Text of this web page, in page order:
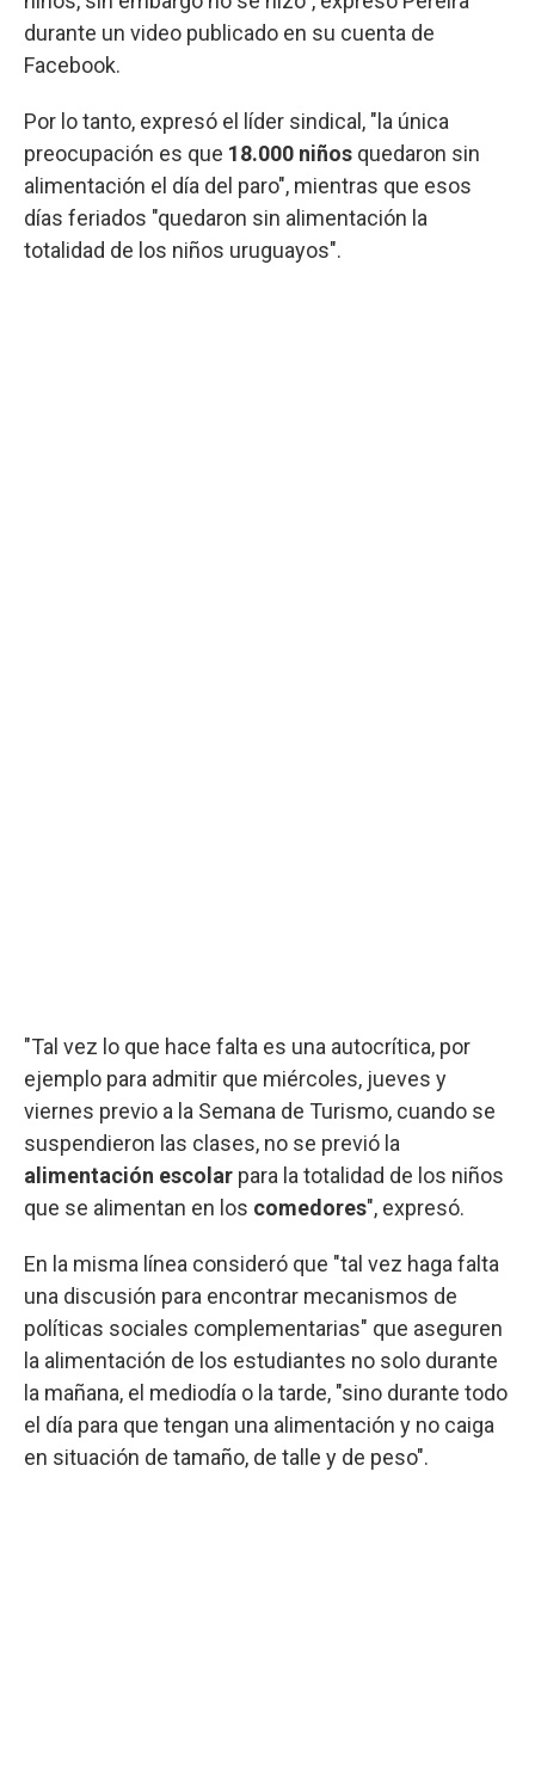
durante un video publicado en su cuenta de
Facebook.
Por lo tanto, expresó el líder sindical, "la única
preocupación es que 18.000 niños quedaron sin
alimentación el día del paro", mientras que esos
días feriados "quedaron sin alimentación la
totalidad de los niños uruguayos".
"Tal vez lo que hace falta es una autocrítica, por
ejemplo para admitir que miércoles, jueves y
viernes previo a la Semana de Turismo, cuando se
suspendieron las clases, no se previó la
alimentación escolar para la totalidad de los niños
que se alimentan en los comedores", expresó.
En la misma línea consideró que "tal vez haga falta
una discusión para encontrar mecanismos de
políticas sociales complementarias" que aseguren
la alimentación de los estudiantes no solo durante
la mañana, el mediodía o la tarde, "sino durante todo
el día para que tengan una alimentación y no caiga
en situación de tamaño, de talle y de peso".